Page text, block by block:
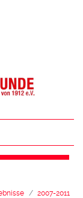
2007-2011